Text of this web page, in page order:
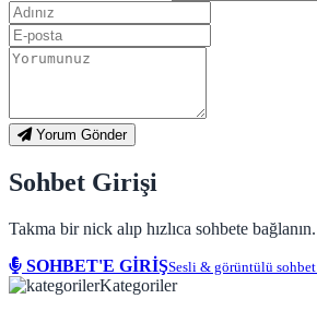
Yorum Gönder
Sohbet Girişi
Takma bir nick alıp hızlıca sohbete bağlanın.
SOHBET'E GİRİŞSesli & görüntülü sohbet
Kategoriler